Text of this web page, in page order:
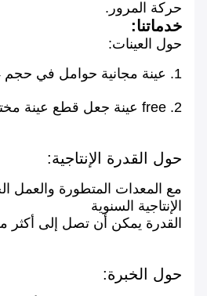
حركة المرور.
خدماتنا:
حول العينات:
1. عينة مجانية حوامل في حجم A4
2. free عينة جعل قطع عينة مختبر dip
حول القدرة الإنتاجية:
مع المعدات المتطورة والعمل
الإنتاجية السنوية
القدرة يمكن أن تصل إلى أكثر من 20 مليون
حول الخبرة: